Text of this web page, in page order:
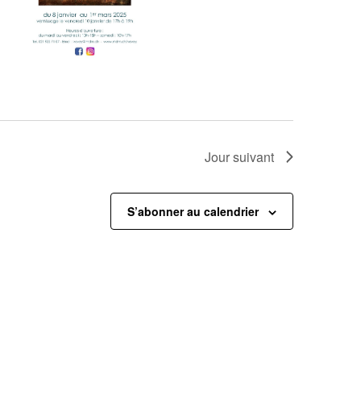
Jour suivant
S’abonner au calendrier